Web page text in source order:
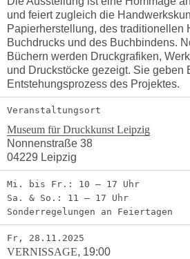
und feiert zugleich die
Papierherstellung, des traditionellen
Buchdrucks und des Buchbindens.
Büchern werden Druckgrafiken,
und Druckstöcke gezeigt. Sie geben
Entstehungsprozess des Projektes.
Veranstaltungsort
Museum für Druckkunst Leipzig
Nonnenstraße 38
04229 Leipzig
Mi. bis Fr.: 10 – 17 Uhr
Sa. & So.: 11 – 17 Uhr
Sonderregelungen an Feiertagen
Fr, 28.11.2025
VERNISSAGE, 19:00